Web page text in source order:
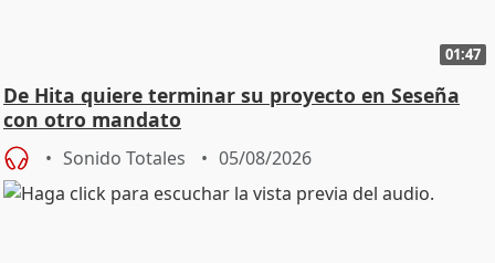
01:47
De Hita quiere terminar su proyecto en Seseña
con otro mandato
Sonido Totales 05/08/2026